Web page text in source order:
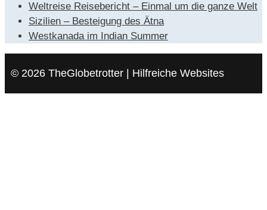
Weltreise Reisebericht – Einmal um die ganze Welt
Sizilien – Besteigung des Ätna
Westkanada im Indian Summer
© 2026 TheGlobetrotter | Hilfreiche Websites